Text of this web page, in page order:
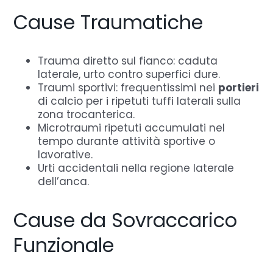
Cause Traumatiche
Trauma diretto sul fianco: caduta
laterale, urto contro superfici dure.
Traumi sportivi: frequentissimi nei portieri
di calcio per i ripetuti tuffi laterali sulla
zona trocanterica.
Microtraumi ripetuti accumulati nel
tempo durante attività sportive o
lavorative.
Urti accidentali nella regione laterale
dell’anca.
Cause da Sovraccarico
Funzionale